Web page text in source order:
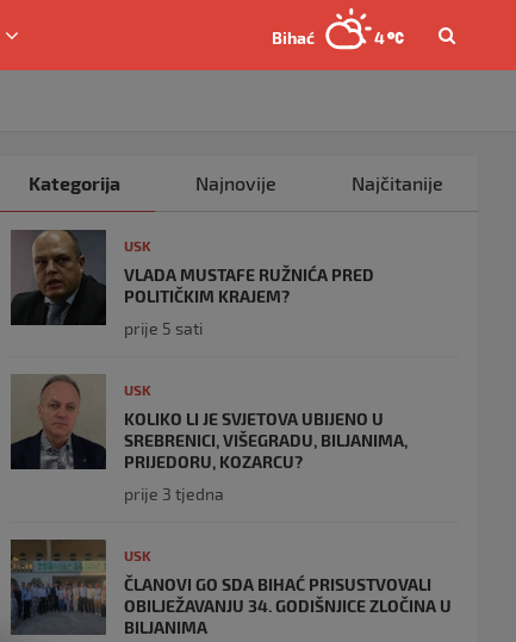
Bihać 4
Kategorija Najnovije Najčitanije
USK
VLADA MUSTAFE RUŽNIĆA PRED
POLITIČKIM KRAJEM?
prije 5 sati
USK
KOLIKO LI JE SVJETOVA UBIJENO U
SREBRENICI, VIŠEGRADU, BILJANIMA,
PRIJEDORU, KOZARCU?
prije 3 tjedna
USK
ČLANOVI GO SDA BIHAĆ PRISUSTVOVALI
OBILJEŽAVANJU 34. GODIŠNJICE ZLOČINA U
BILJANIMA